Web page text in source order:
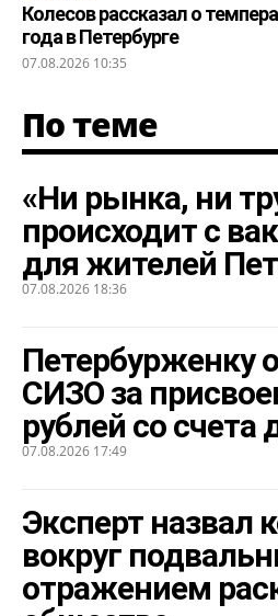
Колесов рассказал о
года в Петербурге
07.08.2026 10:35
По теме
«Ни рынка, ни
происходит с
для жителей
07.08.2026 18:36
Петербурженку
СИЗО за
рублей со счета
07.08.2026 17:49
Эксперт назвал
вокруг
отражением